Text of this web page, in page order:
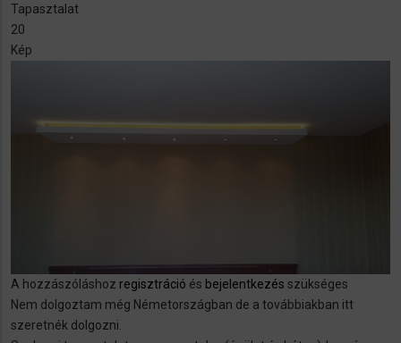
Tapasztalat
20
Kép
A hozzászóláshoz regisztráció és bejelentkezés szükséges
Nem dolgoztam még Németországban de a továbbiakban itt
szeretnék dolgozni.